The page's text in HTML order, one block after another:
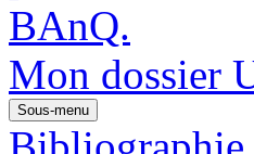
Mon dossier
Sous-menu